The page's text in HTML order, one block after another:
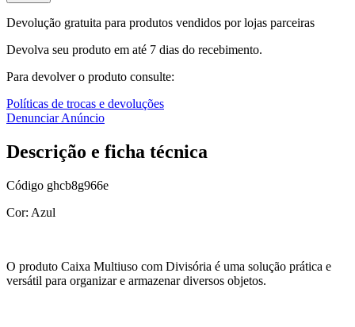
Devolução gratuita para produtos vendidos por lojas parceiras
Devolva seu produto em até 7 dias do recebimento.
Para devolver o produto consulte:
Políticas de trocas e devoluções
Denunciar Anúncio
Descrição e ficha técnica
Código ghcb8g966e
Cor: Azul
O produto Caixa Multiuso com Divisória é uma solução prática e
versátil para organizar e armazenar diversos objetos.